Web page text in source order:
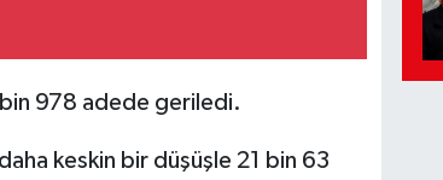
978 adede geriledi.
keskin bir düşüşle 21 bin 63